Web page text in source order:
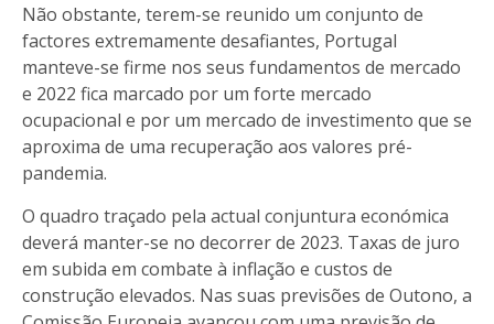
Não obstante, terem-se reunido um conjunto de
factores extremamente desafiantes, Portugal
manteve-se firme nos seus fundamentos de mercado
e 2022 fica marcado por um forte mercado
ocupacional e por um mercado de investimento que se
aproxima de uma recuperação aos valores pré-
pandemia.
O quadro traçado pela actual conjuntura económica
deverá manter-se no decorrer de 2023. Taxas de juro
em subida em combate à inflação e custos de
construção elevados. Nas suas previsões de Outono, a